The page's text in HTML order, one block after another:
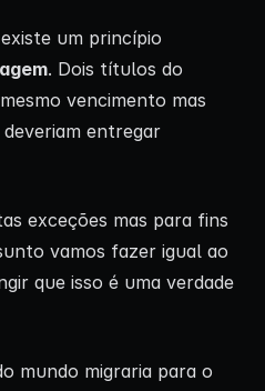
um princípio
. Dois títulos do
vencimento mas
entregar
exceções mas para fins
vamos fazer igual ao
que isso é uma verdade
mundo migraria para o